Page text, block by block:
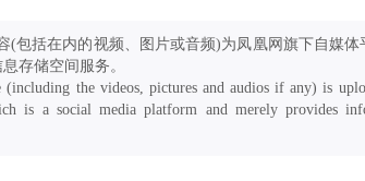
(包括在内的视频、图片或音频)为凤凰网旗下自媒体
存储空间服务。
(including the videos, pictures and audios if any) is
is a social media platform and merely provides